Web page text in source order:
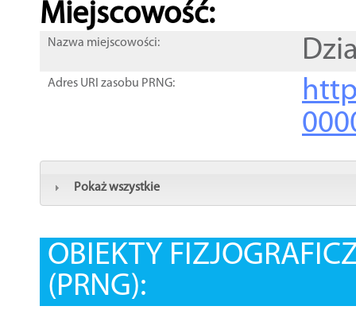
Miejscowość:
Nazwa miejscowości:
Adres URI zasobu PRNG:
Pokaż wszystkie
OBIEKTY
(PRNG):